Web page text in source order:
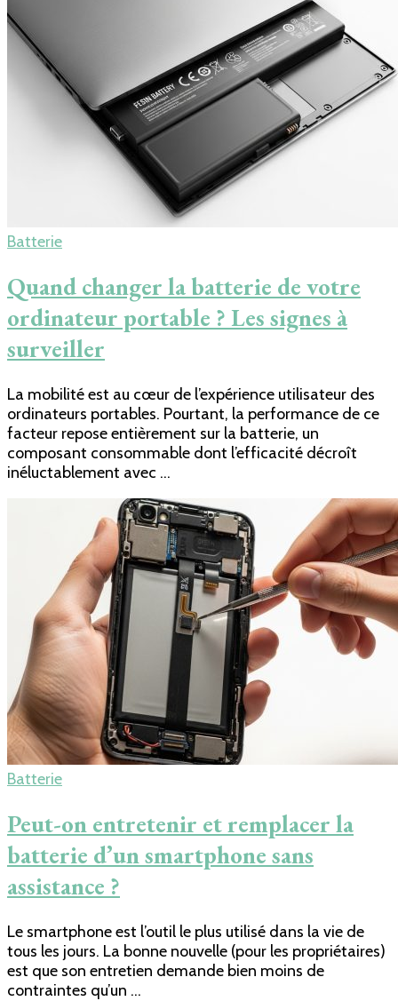
Batterie
Quand changer la batterie de votre
ordinateur portable ? Les signes à
surveiller
La mobilité est au cœur de l’expérience utilisateur des
ordinateurs portables. Pourtant, la performance de ce
facteur repose entièrement sur la batterie, un
composant consommable dont l’efficacité décroît
inéluctablement avec …
Batterie
Peut-on entretenir et remplacer la
batterie d’un smartphone sans
assistance ?
Le smartphone est l’outil le plus utilisé dans la vie de
tous les jours. La bonne nouvelle (pour les propriétaires)
est que son entretien demande bien moins de
contraintes qu’un …